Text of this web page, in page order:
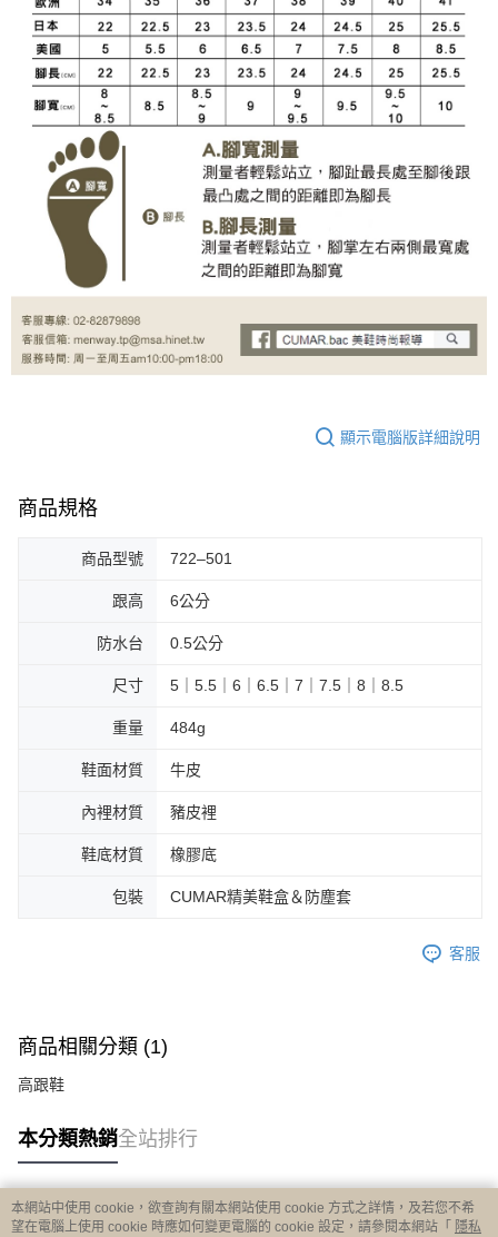
顯示電腦版詳細說明
商品規格
商品型號 722–501
跟高 6公分
防水台 0.5公分
尺寸 5｜5.5｜6｜6.5｜7｜7.5｜8｜8.5
重量 484g
鞋面材質 牛皮
內裡材質 豬皮裡
鞋底材質 橡膠底
包裝 CUMAR精美鞋盒＆防塵套
客服
商品相關分類 (1)
高跟鞋
本分類熱銷全站排行
熱門標籤
本網站中使用 cookie，欲查詢有關本網站使用 cookie 方式之詳情，及若您不希
望在電腦上使用 cookie 時應如何變更電腦的 cookie 設定，請參閱本網站「 隱私